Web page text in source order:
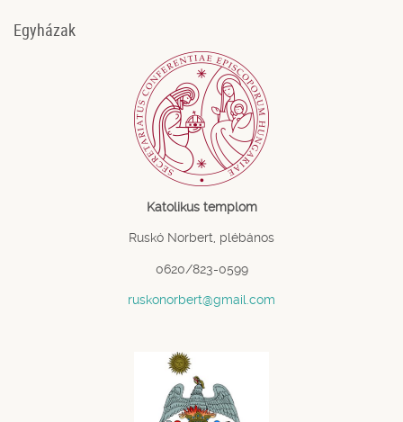
Egyházak
Katolikus templom
Ruskó Norbert, plébános
0620/823-0599
ruskonorbert@gmail.com